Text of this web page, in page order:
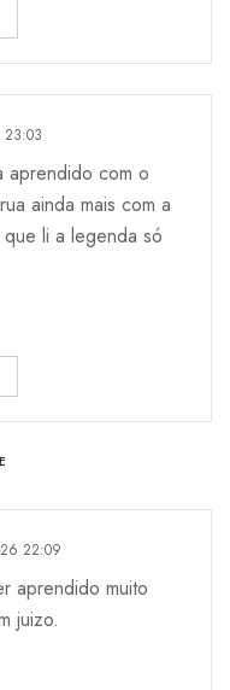
aprendido com o
ainda mais com a
li a legenda só
22:09
aprendido muito
juizo.